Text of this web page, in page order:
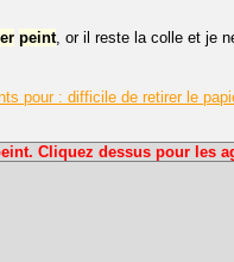
peint, or il reste la colle et je
pour : difficile de retirer le
Cliquez dessus pour les